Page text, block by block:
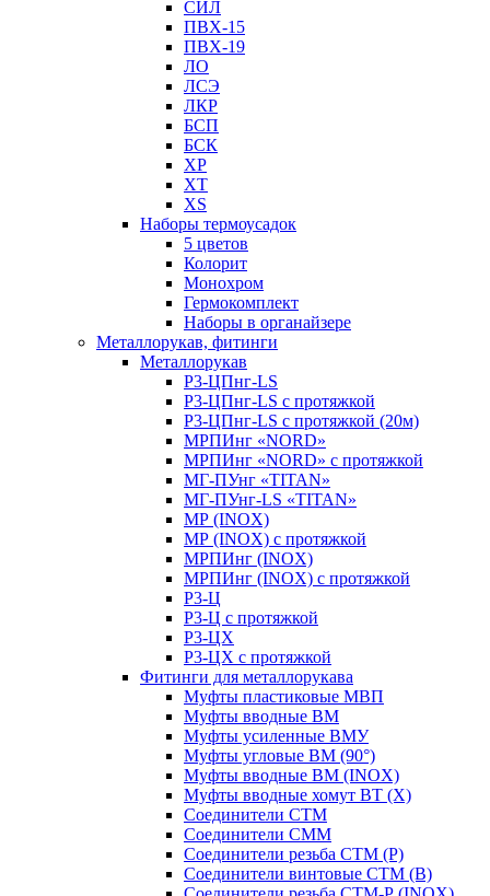
СИЛ
ПВХ-15
ПВХ-19
ЛО
ЛСЭ
ЛКР
БСП
БСК
XP
XT
XS
Наборы термоусадок
5 цветов
Колорит
Монохром
Гермокомплект
Наборы в органайзере
Металлорукав, фитинги
Металлорукав
Р3-ЦПнг-LS
Р3-ЦПнг-LS с протяжкой
Р3-ЦПнг-LS с протяжкой (20м)
МРПИнг «NORD»
МРПИнг «NORD» с протяжкой
МГ-ПУнг «TITAN»
МГ-ПУнг-LS «TITAN»
МР (INOX)
МР (INOX) с протяжкой
МРПИнг (INOX)
МРПИнг (INOX) с протяжкой
Р3-Ц
Р3-Ц с протяжкой
Р3-ЦХ
Р3-ЦХ с протяжкой
Фитинги для металлорукава
Муфты пластиковые МВП
Муфты вводные ВМ
Муфты усиленные ВМУ
Муфты угловые ВМ (90°)
Муфты вводные ВМ (INOX)
Муфты вводные хомут ВТ (Х)
Соединители СТМ
Соединители СММ
Соединители резьба СТМ (Р)
Соединители винтовые СТМ (В)